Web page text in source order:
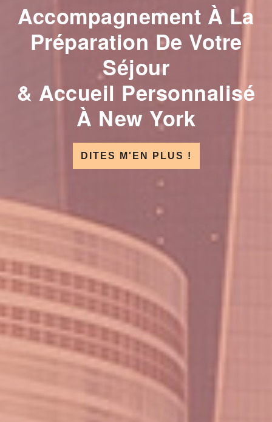
Accompagnement À La
Préparation De Votre
Séjour
& Accueil Personnalisé
À New York
DITES M'EN PLUS !